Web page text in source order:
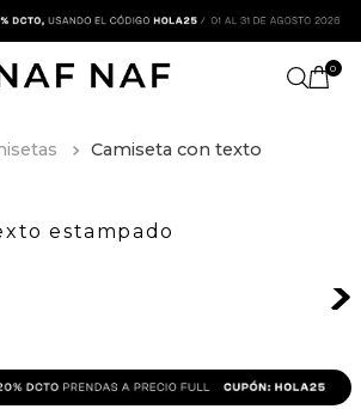
0
Camiseta con texto
estampado